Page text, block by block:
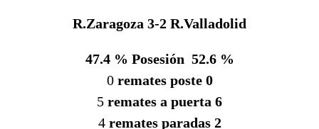
R.Zaragoza 3-2 R.Valladolid
47.4 % Posesión 52.6 %
0 remates poste 0
5 remates a puerta 6
4 remates paradas 2